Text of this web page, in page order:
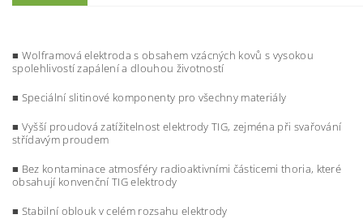
■ Wolframová elektroda s obsahem vzácných kovů s vysokou
spolehlivostí zapálení a dlouhou životností
■ Speciální slitinové komponenty pro všechny materiály
■ Vyšší proudová zatížitelnost elektrody TIG, zejména při svařování
střídavým proudem
■ Bez kontaminace atmosféry radioaktivními částicemi thoria, které
obsahují konvenční TIG elektrody
■ Stabilní oblouk v celém rozsahu elektrody